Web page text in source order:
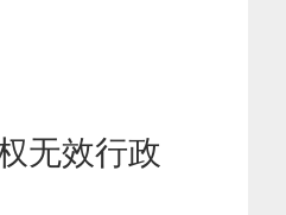
无效行政